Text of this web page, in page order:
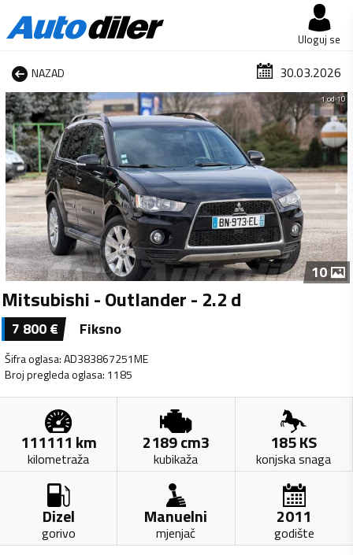
Uloguj se
NAZAD 30.03.2026
1 od 10
10
Mitsubishi - Outlander - 2.2 d
7 800€ Fiksno
Šifra oglasa:AD383867251ME
Broj pregleda oglasa: 1185
111111 km
kilometraža
2189cm3
kubikaža
185KS
konjska snaga
Dizel
gorivo
Manuelni
mjenjač
2011
godište